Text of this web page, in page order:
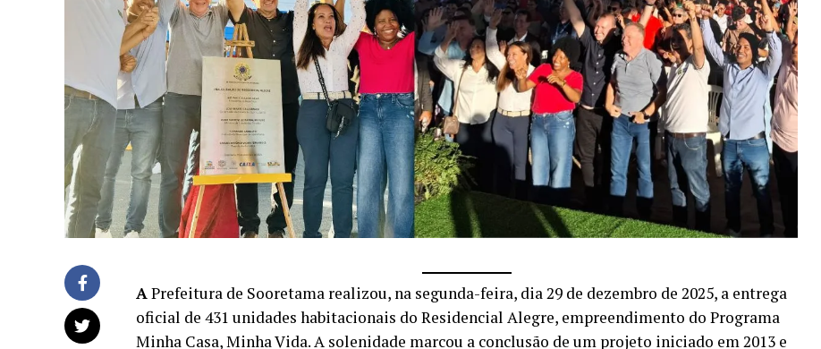
APrefeitura de Sooretama realizou, na segunda-feira, dia 29 de dezembro de 2025, a entrega
oficial de 431 unidades habitacionais do Residencial Alegre, empreendimento do Programa
Minha Casa, Minha Vida. A solenidade marcou a conclusão de um projeto iniciado em 2013 e